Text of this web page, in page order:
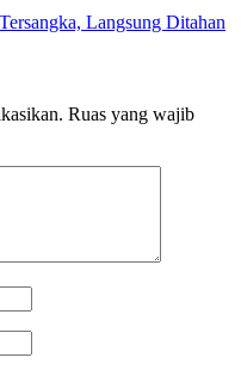
Langsung Ditahan
Ruas yang wajib